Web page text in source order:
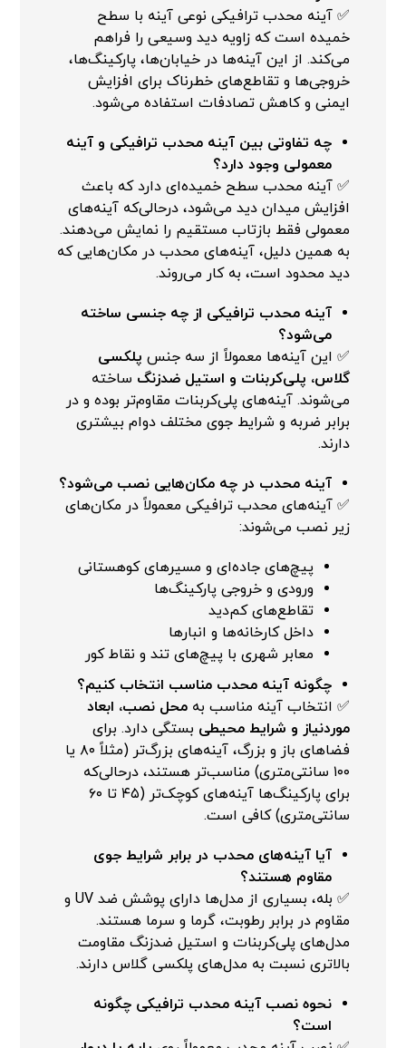
✅ آینه محدب ترافیکی نوعی آینه با سطح
خمیده است که زاویه دید وسیعی را فراهم
می‌کند. از این آینه‌ها در خیابان‌ها، پارکینگ‌ها،
خروجی‌ها و تقاطع‌های خطرناک برای افزایش
ایمنی و کاهش تصادفات استفاده می‌شود.
چه تفاوتی بین آینه محدب ترافیکی و آینه
معمولی وجود دارد؟
✅ آینه محدب سطح خمیده‌ای دارد که باعث
افزایش میدان دید می‌شود، درحالی‌که آینه‌های
معمولی فقط بازتاب مستقیم را نمایش می‌دهند.
به همین دلیل، آینه‌های محدب در مکان‌هایی که
دید محدود است، به کار می‌روند.
آینه محدب ترافیکی از چه جنسی ساخته
می‌شود؟
✅ این آینه‌ها معمولاً از سه جنس پلکسی
گلاس، پلی‌کربنات و استیل ضدزنگ ساخته
می‌شوند. آینه‌های پلی‌کربنات مقاوم‌تر بوده و در
برابر ضربه و شرایط جوی مختلف دوام بیشتری
دارند.
آینه محدب در چه مکان‌هایی نصب می‌شود؟
✅ آینه‌های محدب ترافیکی معمولاً در مکان‌های
زیر نصب می‌شوند:
پیچ‌های جاده‌ای و مسیرهای کوهستانی
ورودی و خروجی پارکینگ‌ها
تقاطع‌های کم‌دید
داخل کارخانه‌ها و انبارها
معابر شهری با پیچ‌های تند و نقاط کور
چگونه آینه محدب مناسب انتخاب کنیم؟
✅ انتخاب آینه مناسب بهمحل نصب، ابعاد
موردنیاز و شرایط محیطی بستگی دارد. برای
فضاهای باز و بزرگ، آینه‌های بزرگ‌تر (مثلاً ۸۰ یا
۱۰۰ سانتی‌متری) مناسب‌تر هستند، درحالی‌که
برای پارکینگ‌ها آینه‌های کوچک‌تر (۴۵ تا ۶۰
سانتی‌متری) کافی است.
آیا آینه‌های محدب در برابر شرایط جوی
مقاوم هستند؟
✅ بله، بسیاری از مدل‌ها دارای پوشش ضد UV و
مقاوم در برابر رطوبت، گرما و سرما هستند.
مدل‌های پلی‌کربنات و استیل ضدزنگ مقاومت
بالاتری نسبت به مدل‌های پلکسی گلاس دارند.
نحوه نصب آینه محدب ترافیکی چگونه
است؟